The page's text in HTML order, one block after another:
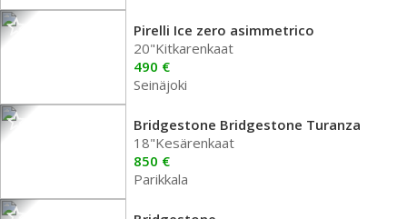
Pirelli Ice zero asimmetrico
20"Kitkarenkaat
490 €
Seinäjoki
Bridgestone Bridgestone Turanza
18"Kesärenkaat
850 €
Parikkala